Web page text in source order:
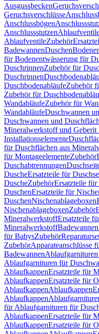
Ausgussbecken
Geruchsverschlüsse
Anschlussbögen
Anschlussstutzen
AblaufventileZubehör
BadewannenDuschen
für Bodenentwässerung für
DuschrinnenZubehör für
Duschrinnen
DuschbodenabläufeZubehör
Zubehör für
WandabläufeZubehör für
WandabläufeDuschwannen
Duschwannen und
Mineralwerkstoff und
Installationselemente
für Duschflächen aus
für MontageelementeZubehör
Duschabtrennungen
DuscheErsatzteile für
DuscheZubehörErsatzteile
DuschenErsatzteile für
DuschenNischenablageboxen
NischenablageboxenZubehör
MineralwerkstoffErsatzteile
Mineralwerkstoff
für BabysZubehör
ZubehörApparateanschlüsse
Badewannen
Ablaufgarnituren für
AblaufkappenErsatzteile für
AblaufkappenErsatzteile für
AblaufkappenAblaufkappen
Ablaufkappen
für Ablaufgarnituren für
AblaufkappenErsatzteile für
AblaufkappenErsatzteile für